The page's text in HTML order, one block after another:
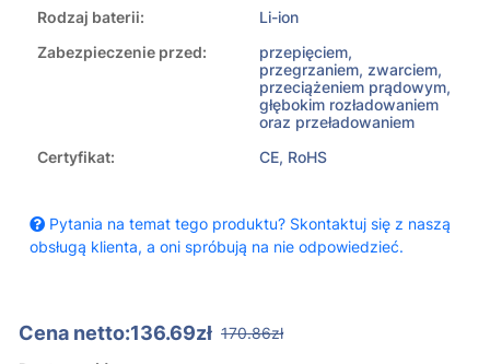
Rodzaj baterii:
Li-ion
Zabezpieczenie przed:
przepięciem,
przegrzaniem, zwarciem,
przeciążeniem prądowym,
głębokim rozładowaniem
oraz przeładowaniem
Certyfikat:
CE, RoHS
Pytania na temat tego produktu? Skontaktuj się z naszą
obsługą klienta, a oni spróbują na nie odpowiedzieć.
Cena netto:136.69zł 170.86zł